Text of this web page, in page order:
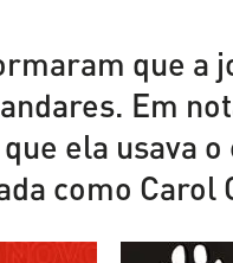
que a
Em
ela usava
como Carol